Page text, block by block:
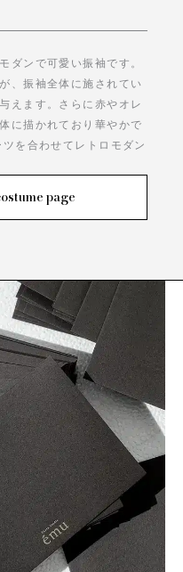
ダンで可愛い振袖です。
、振袖全体に施されてい
えます。さらに赤やオレ
に描かれており華やかで
を合わせてレトロモダン
page